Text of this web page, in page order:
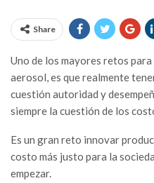
Share
Uno de los mayores retos
aerosol, es que realmente
cuestión autoridad y
siempre la cuestión de los
Es un gran reto innovar
costo más justo para la
empezar.